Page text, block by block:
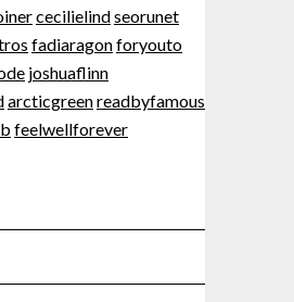
cecilielindseorunet
fadiaragonforyouto
joshuaflinn
arcticgreenreadbyfamous
feelwellforever